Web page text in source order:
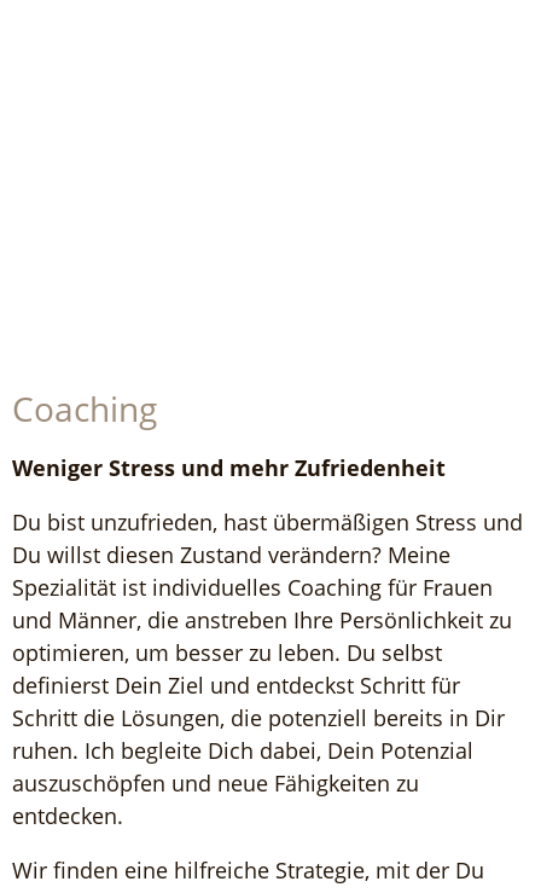
Coaching
Weniger Stress und mehr Zufriedenheit
Du bist unzufrieden, hast übermäßigen Stress und
Du willst diesen Zustand verändern? Meine
Spezialität ist individuelles Coaching für Frauen
und Männer, die anstreben Ihre Persönlichkeit zu
optimieren, um besser zu leben. Du selbst
definierst Dein Ziel und entdeckst Schritt für
Schritt die Lösungen, die potenziell bereits in Dir
ruhen. Ich begleite Dich dabei, Dein Potenzial
auszuschöpfen und neue Fähigkeiten zu
entdecken.
Wir finden eine hilfreiche Strategie, mit der Du